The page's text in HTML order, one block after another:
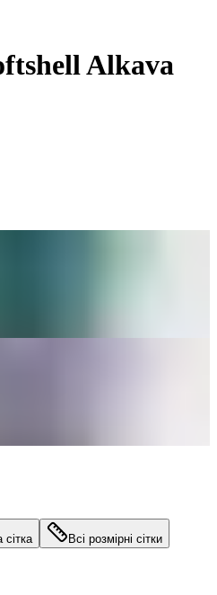
Alkava
сітка Всі розмірні сітки